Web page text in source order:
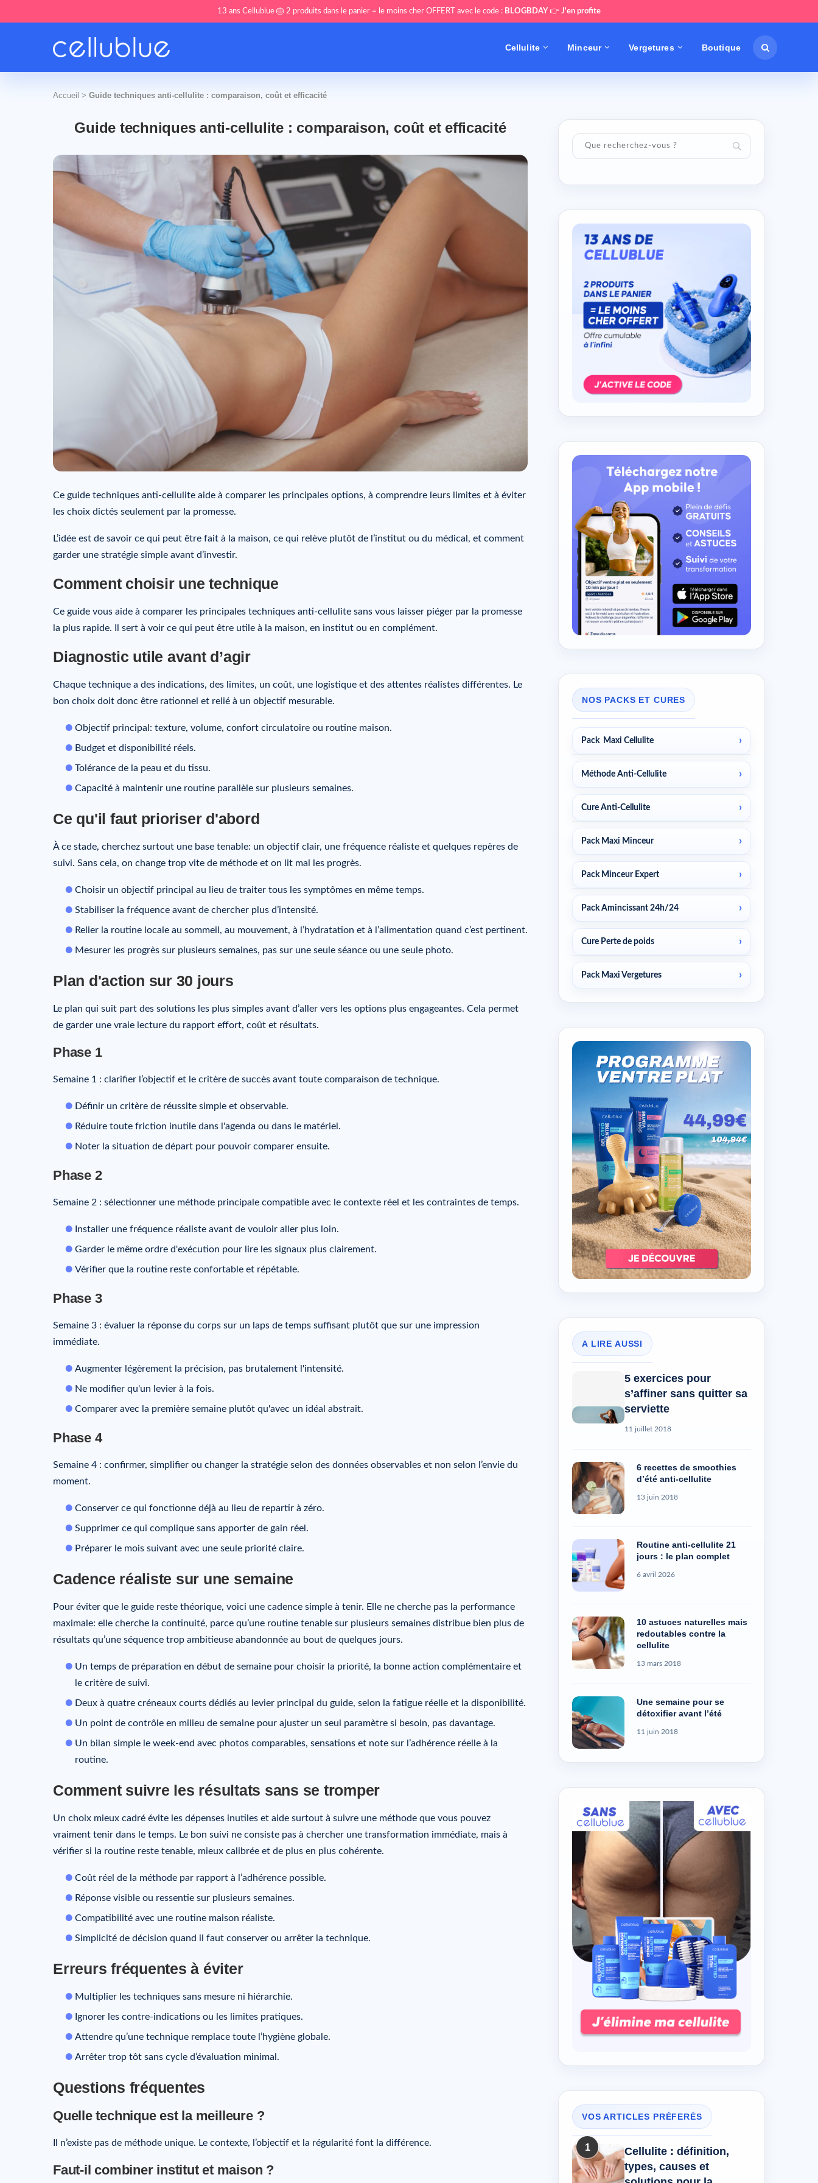
13 ans Cellublue 🎂 2 produits dans le panier = le moins cher OFFERT avec le code : BLOGBDAY 👉 J'en profite
Cellulite Minceur Vergetures Boutique
Accueil > Guide techniques anti-cellulite : comparaison, coût et efficacité
Guide techniques anti-cellulite : comparaison, coût et efficacité
Ce guide techniques anti-cellulite aide à comparer les principales options, à comprendre leurs limites et à éviter
les choix dictés seulement par la promesse.
L’idée est de savoir ce qui peut être fait à la maison, ce qui relève plutôt de l’institut ou du médical, et comment
garder une stratégie simple avant d’investir.
Comment choisir une technique
Ce guide vous aide à comparer les principales techniques anti-cellulite sans vous laisser piéger par la promesse
la plus rapide. Il sert à voir ce qui peut être utile à la maison, en institut ou en complément.
Diagnostic utile avant d’agir
Chaque technique a des indications, des limites, un coût, une logistique et des attentes réalistes différentes. Le
bon choix doit donc être rationnel et relié à un objectif mesurable.
Objectif principal: texture, volume, confort circulatoire ou routine maison.
Budget et disponibilité réels.
Tolérance de la peau et du tissu.
Capacité à maintenir une routine parallèle sur plusieurs semaines.
Ce qu'il faut prioriser d'abord
À ce stade, cherchez surtout une base tenable: un objectif clair, une fréquence réaliste et quelques repères de
suivi. Sans cela, on change trop vite de méthode et on lit mal les progrès.
Choisir un objectif principal au lieu de traiter tous les symptômes en même temps.
Stabiliser la fréquence avant de chercher plus d’intensité.
Relier la routine locale au sommeil, au mouvement, à l’hydratation et à l’alimentation quand c’est pertinent.
Mesurer les progrès sur plusieurs semaines, pas sur une seule séance ou une seule photo.
Plan d'action sur 30 jours
Le plan qui suit part des solutions les plus simples avant d’aller vers les options plus engageantes. Cela permet
de garder une vraie lecture du rapport effort, coût et résultats.
Phase 1
Semaine 1 : clarifier l’objectif et le critère de succès avant toute comparaison de technique.
Définir un critère de réussite simple et observable.
Réduire toute friction inutile dans l'agenda ou dans le matériel.
Noter la situation de départ pour pouvoir comparer ensuite.
Phase 2
Semaine 2 : sélectionner une méthode principale compatible avec le contexte réel et les contraintes de temps.
Installer une fréquence réaliste avant de vouloir aller plus loin.
Garder le même ordre d'exécution pour lire les signaux plus clairement.
Vérifier que la routine reste confortable et répétable.
Phase 3
Semaine 3 : évaluer la réponse du corps sur un laps de temps suffisant plutôt que sur une impression
immédiate.
Augmenter légèrement la précision, pas brutalement l'intensité.
Ne modifier qu'un levier à la fois.
Comparer avec la première semaine plutôt qu'avec un idéal abstrait.
Phase 4
Semaine 4 : confirmer, simplifier ou changer la stratégie selon des données observables et non selon l’envie du
moment.
Conserver ce qui fonctionne déjà au lieu de repartir à zéro.
Supprimer ce qui complique sans apporter de gain réel.
Préparer le mois suivant avec une seule priorité claire.
Cadence réaliste sur une semaine
Pour éviter que le guide reste théorique, voici une cadence simple à tenir. Elle ne cherche pas la performance
maximale: elle cherche la continuité, parce qu’une routine tenable sur plusieurs semaines distribue bien plus de
résultats qu’une séquence trop ambitieuse abandonnée au bout de quelques jours.
Un temps de préparation en début de semaine pour choisir la priorité, la bonne action complémentaire et
le critère de suivi.
Deux à quatre créneaux courts dédiés au levier principal du guide, selon la fatigue réelle et la disponibilité.
Un point de contrôle en milieu de semaine pour ajuster un seul paramètre si besoin, pas davantage.
Un bilan simple le week-end avec photos comparables, sensations et note sur l’adhérence réelle à la
routine.
Comment suivre les résultats sans se tromper
Un choix mieux cadré évite les dépenses inutiles et aide surtout à suivre une méthode que vous pouvez
vraiment tenir dans le temps. Le bon suivi ne consiste pas à chercher une transformation immédiate, mais à
vérifier si la routine reste tenable, mieux calibrée et de plus en plus cohérente.
Coût réel de la méthode par rapport à l’adhérence possible.
Réponse visible ou ressentie sur plusieurs semaines.
Compatibilité avec une routine maison réaliste.
Simplicité de décision quand il faut conserver ou arrêter la technique.
Erreurs fréquentes à éviter
Multiplier les techniques sans mesure ni hiérarchie.
Ignorer les contre-indications ou les limites pratiques.
Attendre qu’une technique remplace toute l’hygiène globale.
Arrêter trop tôt sans cycle d’évaluation minimal.
Questions fréquentes
Quelle technique est la meilleure ?
Il n’existe pas de méthode unique. Le contexte, l’objectif et la régularité font la différence.
Faut-il combiner institut et maison ?
NOS PACKS ET CURES
Pack Maxi Cellulite
Méthode Anti-Cellulite
Cure Anti-Cellulite
Pack Maxi Minceur
Pack Minceur Expert
Pack Amincissant 24h/24
Cure Perte de poids
Pack Maxi Vergetures
A LIRE AUSSI
5 exercices pour
s’affiner sans quitter sa
serviette
11 juillet 2018
6 recettes de smoothies
d’été anti-cellulite
13 juin 2018
Routine anti-cellulite 21
jours : le plan complet
6 avril 2026
10 astuces naturelles mais
redoutables contre la
cellulite
13 mars 2018
Une semaine pour se
détoxifier avant l’été
11 juin 2018
VOS ARTICLES PRÉFERÉS
1
Cellulite : définition,
types, causes et